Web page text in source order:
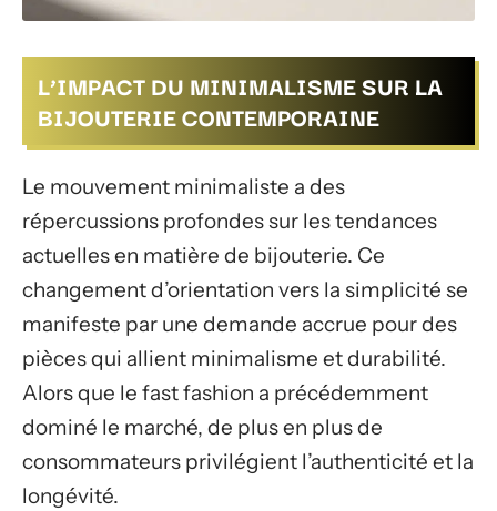
L’IMPACT DU MINIMALISME SUR LA
BIJOUTERIE CONTEMPORAINE
Le mouvement minimaliste a des
répercussions profondes sur les tendances
actuelles en matière de bijouterie. Ce
changement d’orientation vers la simplicité se
manifeste par une demande accrue pour des
pièces qui allient minimalisme et durabilité.
Alors que le fast fashion a précédemment
dominé le marché, de plus en plus de
consommateurs privilégient l’authenticité et la
longévité.